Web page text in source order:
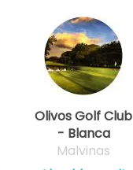
Olivos Golf Club
- Blanca
Malvinas